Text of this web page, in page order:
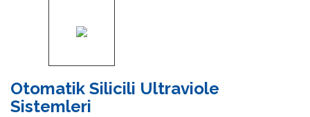
Otomatik Silicili Ultraviole
Sistemleri